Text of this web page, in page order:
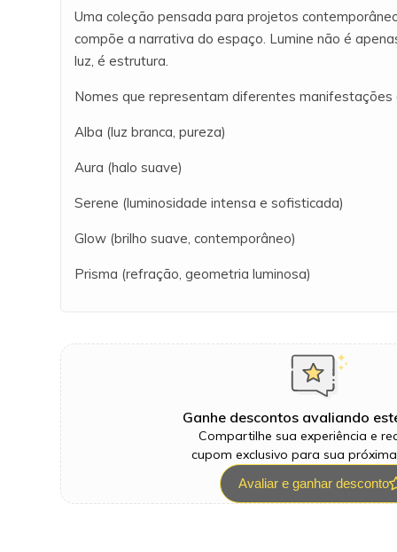
Uma coleção pensada para projetos
compõe a narrativa do espaço. Lumine não é
luz, é estrutura.
Nomes que representam diferentes manifestações
Alba (luz branca, pureza)
Aura (halo suave)
Serene (luminosidade intensa e sofisticada)
Glow (brilho suave, contemporâneo)
Prisma (refração, geometria luminosa)
Ganhe descontos avaliando
Compartilhe sua experiência e
cupom exclusivo para sua
Avaliar e ganhar desconto